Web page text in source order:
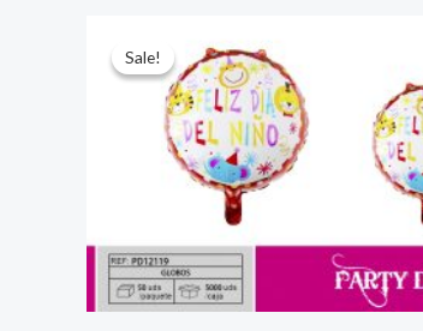
Sale!
Sale!precio
original
era:
$ 4.000.
precio
actual
es:
$ 2.800.